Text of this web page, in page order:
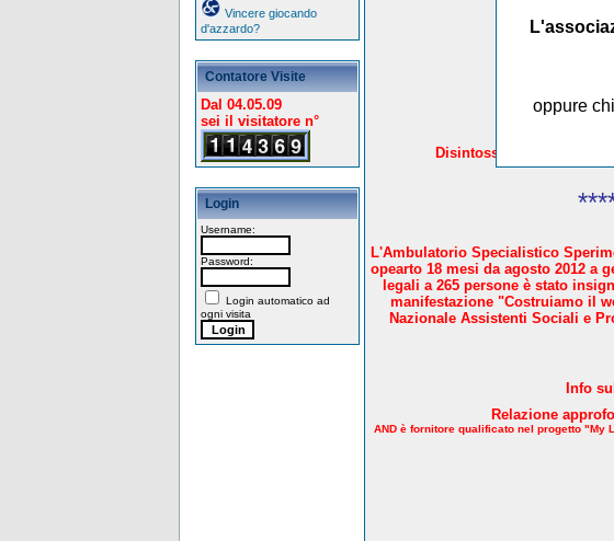
oppure
Vincere giocando
d'azzardo?
Contatore Visite
Dal 04.05.09
sei il visitatore n°
Login
Username:
Password:
Login automatico ad
ogni visita
Disintossicare il Paese in
L'Ambulatorio Specialistico
opearto 18 mesi da agosto 2012 a
legali a 265 persone è stato
manifestazione "Costruiamo il
Nazionale Assistenti Sociali e
Info
Relazione
AND è fornitore qualificato nel progetto